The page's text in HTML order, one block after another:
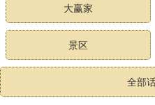
大赢家
景区
全部